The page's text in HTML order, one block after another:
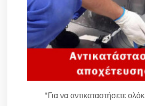
"Για να αντικαταστήσετε